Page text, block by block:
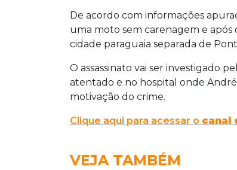
De acordo com informações
uma moto sem carenagem e
cidade paraguaia separada de
O assassinato vai ser investigado
atentado e no hospital onde
motivação do crime.
Clique aqui para acessar o canal
VEJA TAMBÉM